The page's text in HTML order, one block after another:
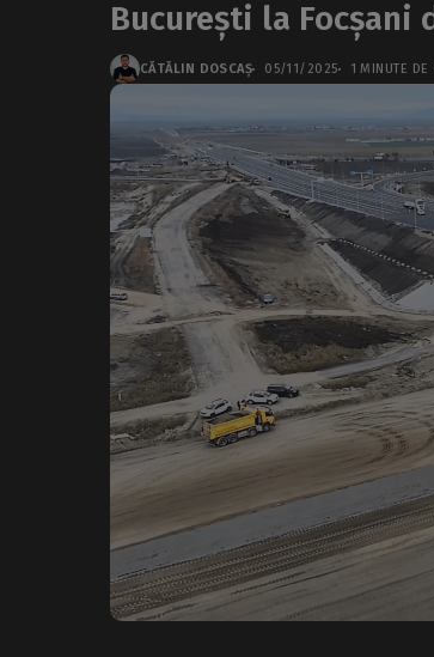
București la Focșani
CĂTĂLIN DOSCAȘ 05/11/2025 1 MINUTE DE